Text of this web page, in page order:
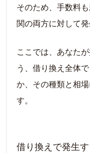
そのため、手数料
関の両方に対して発
ここでは、あなた
う、借り換え全体
か、その種類と相
す。
借り換えで発生